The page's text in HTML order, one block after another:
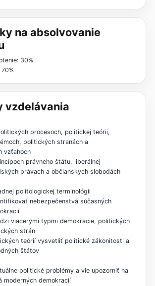
na absolvovanie
30%
vzdelávania
procesoch, politickej teórii,
politických stranách a
vzťahoch
právneho štátu, liberálnej
právach a občianskych slobodách
politologickej terminológii
nebezpečenstvá súčasných
viacerými typmi demokracie, politických
strán
teórií vysvetliť politické zákonitosti a
štátov
politické problémy a vie upozorniť na
moderných demokracií